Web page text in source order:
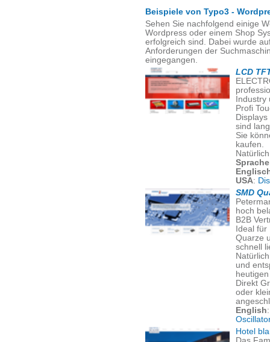
Beispiele von Typo3 -
Sehen Sie nachfolgend einige
Wordpress oder einem Shop
erfolgreich sind. Dabei wurde
Anforderungen der
eingegangen.
LCD
Profi
sind
Sie
kaufen.
USA:
SMD
hoch
B2B
Ideal
Quarze
schnell
und
Direkt
oder
English
Hotel